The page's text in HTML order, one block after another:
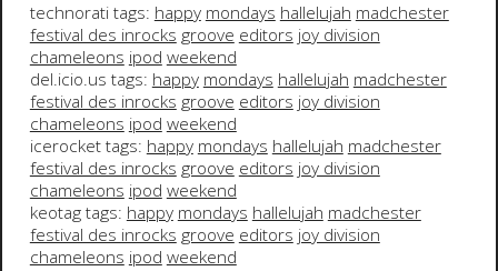
technorati tags: happy mondays hallelujah madchester
festival des inrocks groove editors joy division
chameleons ipod weekend
del.icio.us tags: happy mondays hallelujah madchester
festival des inrocks groove editors joy division
chameleons ipod weekend
icerocket tags: happy mondays hallelujah madchester
festival des inrocks groove editors joy division
chameleons ipod weekend
keotag tags: happy mondays hallelujah madchester
festival des inrocks groove editors joy division
chameleons ipod weekend